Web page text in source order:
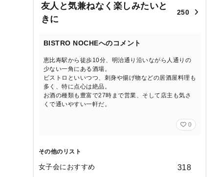
友人と気兼ねなく楽しみたいと
きに
250
BISTRO NOCHEへのコメント
恵比寿駅から徒歩10分、明治通り沿いながら人通りの
少ない一角にある酒場。
ビストロといいつつ、刺身や揚げ物などの居酒屋料理も
多く、特に点心は絶品。
お酒の種類も豊富で27時まで営業、そして店主も気さ
くで通いやすい一軒だ。
0
その他のリスト
女子会におすすめ 318